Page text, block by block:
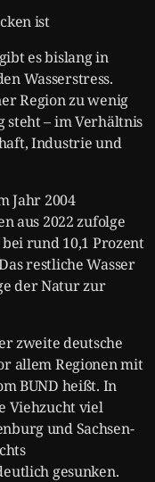
ist
es bislang in
Wasserstress.
Region zu wenig
steht – im Verhältnis
Industrie und
Jahr 2004
aus 2022 zufolge
rund 10,1 Prozent
restliche Wasser
der Natur zur
zweite deutsche
allem Regionen mit
BUND heißt. In
Viehzucht viel
und Sachsen-
gesunken.